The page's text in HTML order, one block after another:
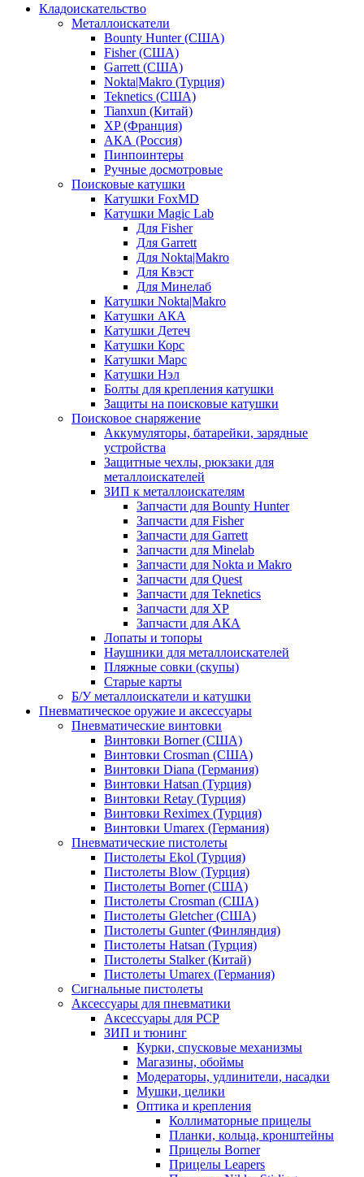
Кладоискательство
Металлоискатели
Bounty Hunter (США)
Fisher (США)
Garrett (США)
Nokta|Makro (Турция)
Teknetics (США)
Tianxun (Китай)
XP (Франция)
АКА (Россия)
Пинпоинтеры
Ручные досмотровые
Поисковые катушки
Катушки FoxMD
Катушки Magic Lab
Для Fisher
Для Garrett
Для Nokta|Makro
Для Квэст
Для Минелаб
Катушки Nokta|Makro
Катушки АКА
Катушки Детеч
Катушки Корс
Катушки Марс
Катушки Нэл
Болты для крепления катушки
Защиты на поисковые катушки
Поисковое снаряжение
Аккумуляторы, батарейки, зарядные
устройства
Защитные чехлы, рюкзаки для
металлоискателей
ЗИП к металлоискателям
Запчасти для Bounty Hunter
Запчасти для Fisher
Запчасти для Garrett
Запчасти для Minelab
Запчасти для Nokta и Makro
Запчасти для Quest
Запчасти для Teknetics
Запчасти для XP
Запчасти для АКА
Лопаты и топоры
Наушники для металлоискателей
Пляжные совки (скупы)
Старые карты
Б/У металлоискатели и катушки
Пневматическое оружие и аксессуары
Пневматические винтовки
Винтовки Borner (США)
Винтовки Crosman (США)
Винтовки Diana (Германия)
Винтовки Hatsan (Турция)
Винтовки Retay (Турция)
Винтовки Reximex (Турция)
Винтовки Umarex (Германия)
Пневматические пистолеты
Пистолеты Ekol (Турция)
Пистолеты Blow (Турция)
Пистолеты Borner (США)
Пистолеты Crosman (США)
Пистолеты Gletcher (США)
Пистолеты Gunter (Финляндия)
Пистолеты Hatsan (Турция)
Пистолеты Stalker (Китай)
Пистолеты Umarex (Германия)
Сигнальные пистолеты
Аксессуары для пневматики
Аксессуары для PCP
ЗИП и тюнинг
Курки, спусковые механизмы
Магазины, обоймы
Модераторы, удлинители, насадки
Мушки, целики
Оптика и крепления
Коллиматорные прицелы
Планки, кольца, кронштейны
Прицелы Borner
Прицелы Leapers